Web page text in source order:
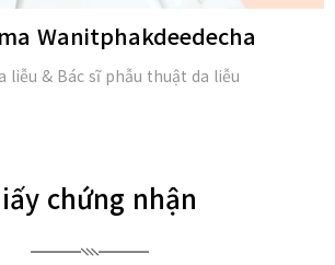
Michael H. Gold
viên của Viện Da liễu Hoa Kỳ (FAAD)
chứng nhận